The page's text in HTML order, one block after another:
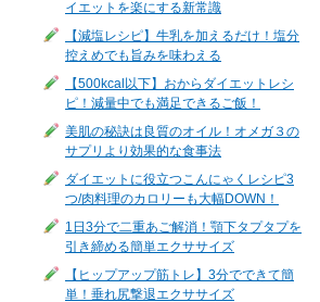
イエットを楽にする新常識
【減塩レシピ】牛乳を加えるだけ！塩分
控えめでも旨みを味わえる
【500kcal以下】おからダイエットレシ
ピ！減量中でも満足できるご飯！
美肌の秘訣は良質のオイル！オメガ３の
サプリより効果的な食事法
ダイエットに役立つこんにゃくレシピ3
つ/肉料理のカロリーも大幅DOWN！
1日3分で二重あご解消！顎下タプタプを
引き締める簡単エクササイズ
【ヒップアップ筋トレ】3分でできて簡
単！垂れ尻撃退エクササイズ